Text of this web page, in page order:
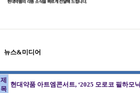
뉴스&미디어
제
목
현대약품 아트엠콘서트, ‘2025 모로코 필하모